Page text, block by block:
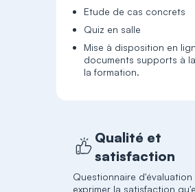
Etude de cas concrets
Quiz en salle
Mise à disposition en
documents supports à
la formation.
Qualité et
satisfaction
Questionnaire
exprimer la satisfaction